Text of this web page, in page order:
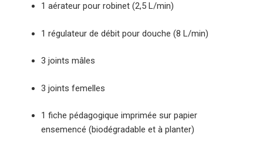
1 aérateur pour robinet (2,5 L/min)
1 régulateur de débit pour douche (8 L/min)
3 joints mâles
3 joints femelles
1 fiche pédagogique imprimée sur papier
ensemencé (biodégradable et à planter)